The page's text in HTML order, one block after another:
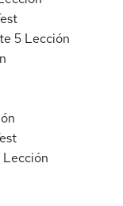
5 Lección
Lección